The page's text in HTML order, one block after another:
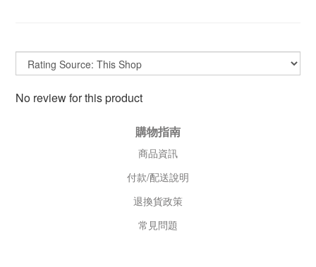
No review for this product
購物指南
商品資訊
付款/配送說明
退換貨政策
常見問題